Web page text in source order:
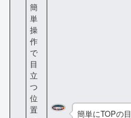
簡
単
操
作
で
目
立
つ
位
置
簡単にTOPの目